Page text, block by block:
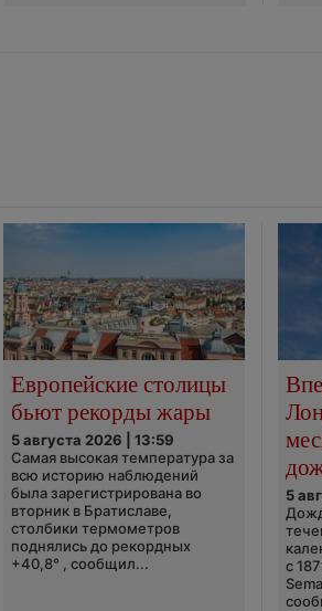
Европейские столицы
бьют рекорды жары
5 августа 2026 | 13:59
Самая высокая температура за
всю историю наблюдений
была зарегистрирована во
вторник в Братиславе,
столбики термометров
поднялись до рекордных
+40,8° , сообщил...
5
с